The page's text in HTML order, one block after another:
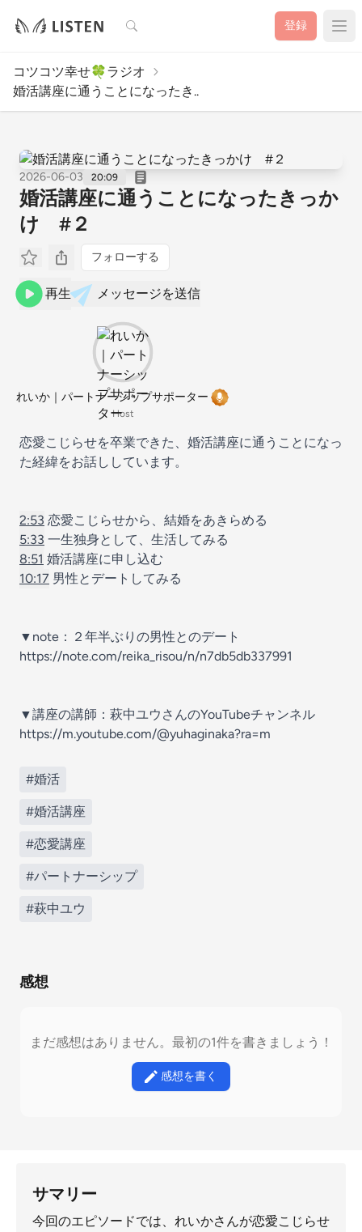
検索 登録
コツコツ幸せ🍀ラジオ
婚活講座に通うことになったき..
2026-06-03 20:09
婚活講座に通うことになったきっか
け #２
フォローする
再生 メッセージを送信
れいか｜パートナーシップサポーター
Host
恋愛こじらせを卒業できた、婚活講座に通うことになっ
た経緯をお話ししています。
2:53 恋愛こじらせから、結婚をあきらめる
5:33 一生独身として、生活してみる
8:51 婚活講座に申し込む
10:17 男性とデートしてみる
▼note：２年半ぶりの男性とのデート
https://note.com/reika_risou/n/n7db5db337991
▼講座の講師：萩中ユウさんのYouTubeチャンネル
https://m.youtube.com/@yuhaginaka?ra=m
#婚活
#婚活講座
#恋愛講座
#パートナーシップ
#萩中ユウ
感想
まだ感想はありません。最初の1件を書きましょう！
感想を書く
サマリー
今回のエピソードでは、れいかさんが恋愛こじらせ